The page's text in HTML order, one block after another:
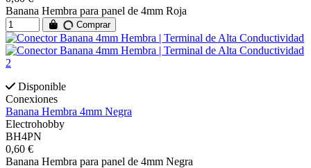
Banana Hembra para panel de 4mm Roja
Comprar
Disponible
Conexiones
Banana Hembra 4mm Negra
Electrohobby
BH4PN
0,60 €
Banana Hembra para panel de 4mm Negra